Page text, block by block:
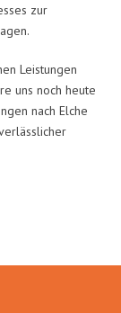
zur
Leistungen
uns noch heute
nach Elche